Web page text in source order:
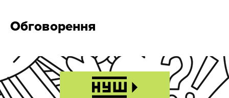
Обговорення